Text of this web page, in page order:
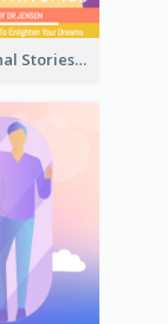
Motivational Stories Of Artemis Book Cover